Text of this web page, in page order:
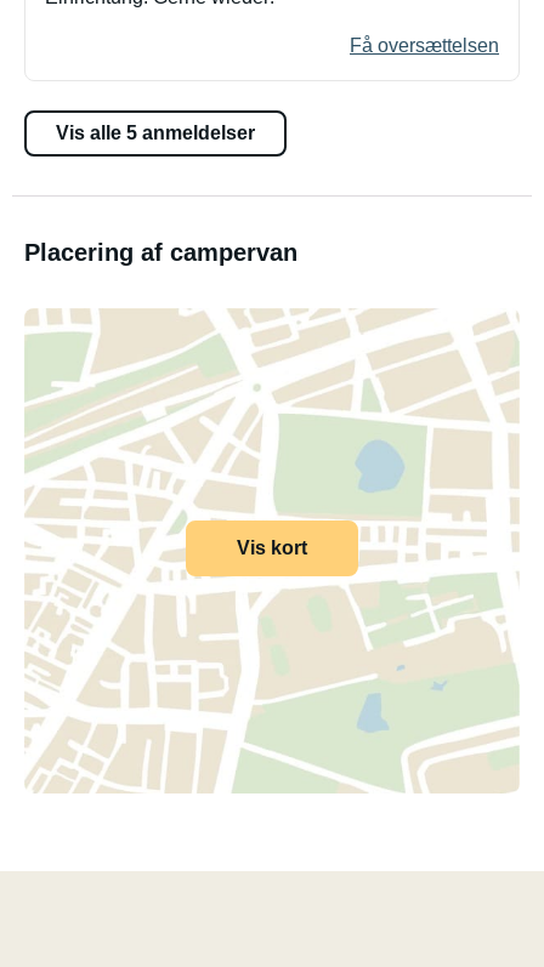
Få oversættelsen
Vis alle 5 anmeldelser
Placering af campervan
Vis kort